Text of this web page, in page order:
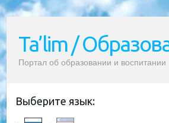
Ta’lim /
Портал об образовании и воспитании
Выберите язык: